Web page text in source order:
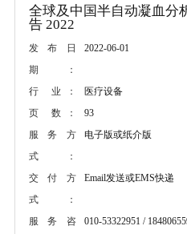
全球及中国半自动凝血分
告 2022
发布日
期：
2022-06-01
行 业：
医疗设备
页 数：
93
服务方
式：
电子版或纸介版
交付方
式：
Email发送或EMS快递
服务咨
010-53322951 /